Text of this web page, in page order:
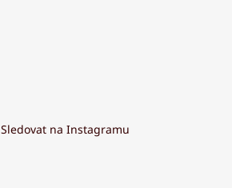
Sledovat na Instagramu